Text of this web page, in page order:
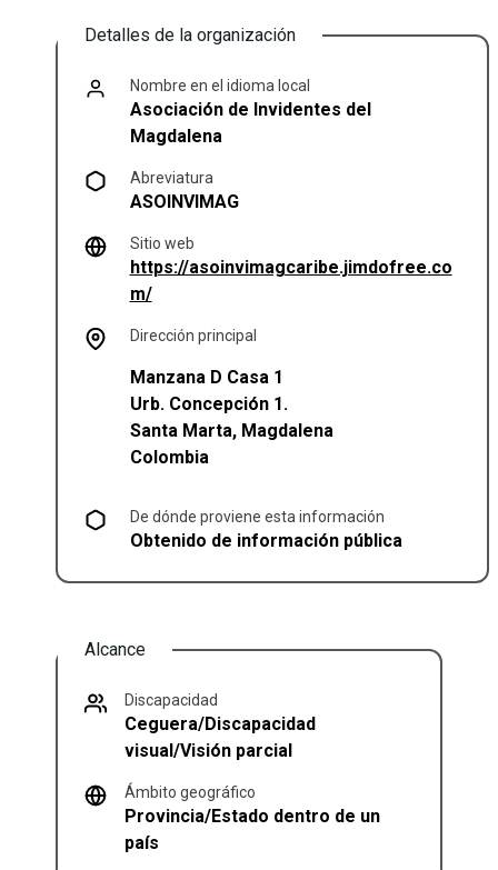
Detalles de la organización
Nombre en el idioma local
Asociación de Invidentes del
Magdalena
Abreviatura
ASOINVIMAG
Sitio web
https://asoinvimagcaribe.jimdofree.co
m/(se abre en una pestaña nueva)
Dirección principal
Manzana D Casa 1
Urb. Concepción 1.
Santa Marta, Magdalena
Colombia
De dónde proviene esta información
Obtenido de información pública
Alcance
Discapacidad
Ceguera/Discapacidad
visual/Visión parcial
Ámbito geográfico
Provincia/Estado dentro de un
país